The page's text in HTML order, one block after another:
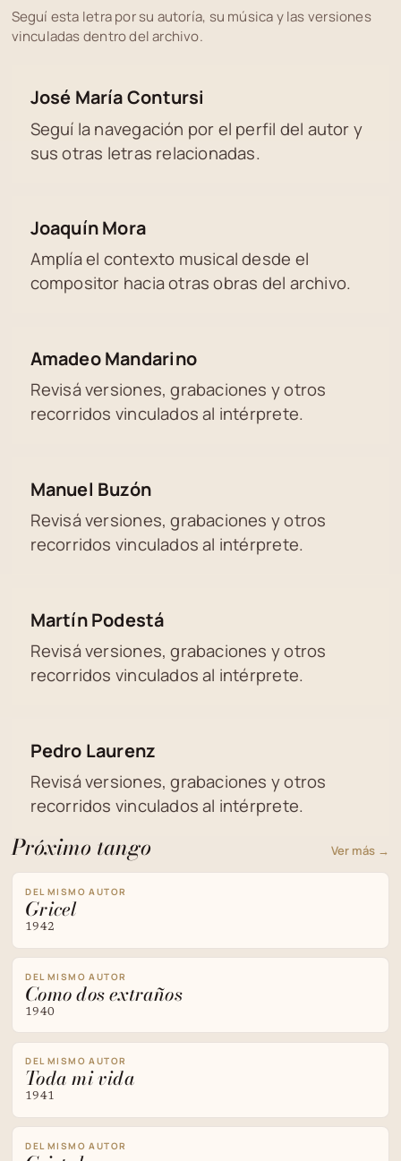
Seguí esta letra por su autoría, su música y las versiones
vinculadas dentro del archivo.
José María Contursi
Seguí la navegación por el perfil del autor y
sus otras letras relacionadas.
Joaquín Mora
Amplía el contexto musical desde el
compositor hacia otras obras del archivo.
Amadeo Mandarino
Revisá versiones, grabaciones y otros
recorridos vinculados al intérprete.
Manuel Buzón
Revisá versiones, grabaciones y otros
recorridos vinculados al intérprete.
Martín Podestá
Revisá versiones, grabaciones y otros
recorridos vinculados al intérprete.
Pedro Laurenz
Revisá versiones, grabaciones y otros
recorridos vinculados al intérprete.
Próximo tango Ver más →
DEL MISMO AUTOR
Gricel
1942
DEL MISMO AUTOR
Como dos extraños
1940
DEL MISMO AUTOR
Toda mi vida
1941
DEL MISMO AUTOR